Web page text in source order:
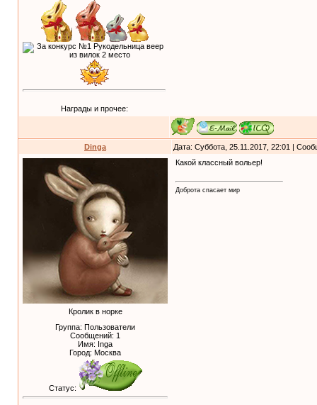
Награды и прочее:
Dinga Дата: Суббота, 25.11.2017, 22:01 |
Кролик в норке
Группа: Пользователи
Сообщений: 1
Имя: Inga
Город: Москва
Статус:
Какой классный вольер!
Доброта спасает мир